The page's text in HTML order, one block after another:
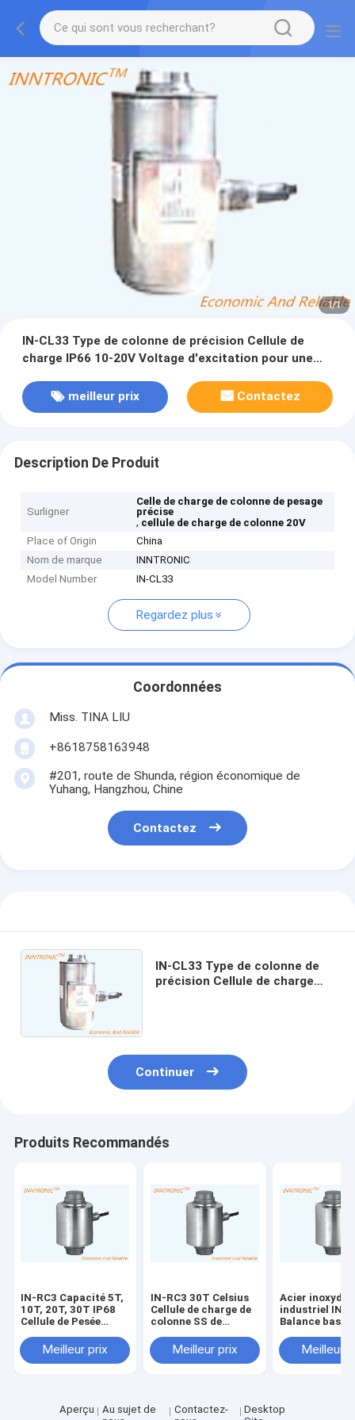
1/1
IN-CL33 Type de colonne de précision Cellule de
charge IP66 10-20V Voltage d'excitation pour une
meilleur prix
Contactez
Description De Produit
Surligner
Celle de charge de colonne de pesage
précise
, cellule de charge de colonne 20V
Place of Origin
China
Nom de marque
INNTRONIC
Model Number
IN-CL33
Regardez plus
Coordonnées
Miss. TINA LIU
+8618758163948
#201, route de Shunda, région économique de
Yuhang, Hangzhou, Chine
Contactez
IN-CL33 Type de colonne de
précision Cellule de charge
Continuer
Produits Recommandés
IN-RC3 Capacité 5T,
10T, 20T, 30T IP68
Cellule de Pesée
Colonne en Acier
Allié Surcharge Sûre
Meilleur prix
IN-RC3 30T Celsius
Cellule de charge de
colonne SS de
avec protection IP68
pour la balance de
Meilleur prix
Acier
industriel IN-
Balance basée
Capteur de
charge 30T
Meilleur
Aperçu
Au sujet de
Contactez-
Desktop